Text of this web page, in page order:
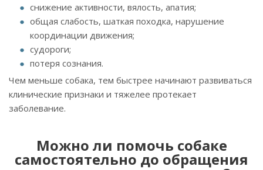
снижение активности, вялость, апатия;
общая слабость, шаткая походка, нарушение
координации движения;
судороги;
потеря сознания.
Чем меньше собака, тем быстрее начинают развиваться
клинические признаки и тяжелее протекает
заболевание.
Можно ли помочь собаке
самостоятельно до обращения